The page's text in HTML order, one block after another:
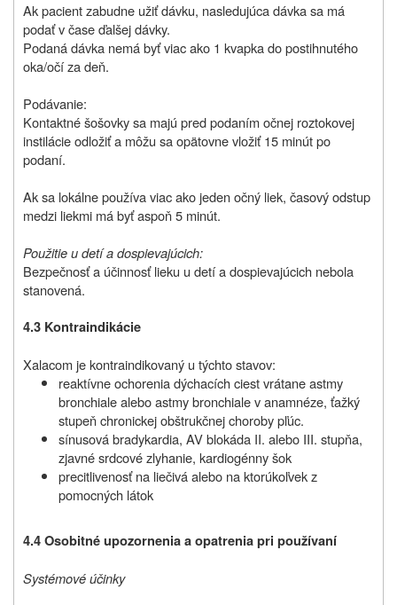
Ak pacient zabudne užiť dávku, nasledujúca dávka sa má
podať v čase ďalšej dávky.
Podaná dávka nemá byť viac ako 1 kvapka do postihnutého
oka/očí za deň.
Podávanie:
Kontaktné šošovky sa majú pred podaním očnej roztokovej
instilácie odložiť a môžu sa opätovne vložiť 15 minút po
podaní.
Ak sa lokálne používa viac ako jeden očný liek, časový odstup
medzi liekmi má byť aspoň 5 minút.
Použitie u detí a dospievajúcich:
Bezpečnosť a účinnosť lieku u detí a dospievajúcich nebola
stanovená.
4.3 Kontraindikácie
Xalacom je kontraindikovaný u týchto stavov:
reaktívne ochorenia dýchacích ciest vrátane astmy
bronchiale alebo astmy bronchiale v anamnéze, ťažký
stupeň chronickej obštrukčnej choroby pľúc.
sínusová bradykardia, AV blokáda II. alebo III. stupňa,
zjavné srdcové zlyhanie, kardiogénny šok
precitlivenosť na liečivá alebo na ktorúkoľvek z
pomocných látok
4.4 Osobitné upozornenia a opatrenia pri používaní
Systémové účinky